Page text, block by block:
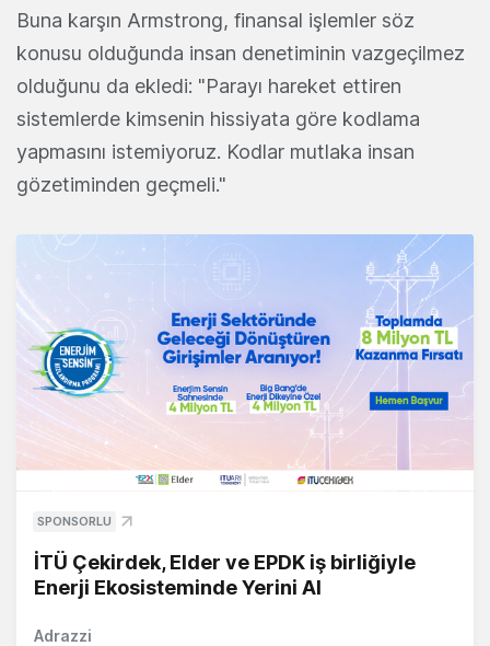
Buna karşın Armstrong, finansal işlemler söz
konusu olduğunda insan denetiminin vazgeçilmez
olduğunu da ekledi: "Parayı hareket ettiren
sistemlerde kimsenin hissiyata göre kodlama
yapmasını istemiyoruz. Kodlar mutlaka insan
gözetiminden geçmeli."
SPONSORLU
İTÜ Çekirdek, Elder ve EPDK iş birliğiyle
Enerji Ekosisteminde Yerini Al
Adrazzi